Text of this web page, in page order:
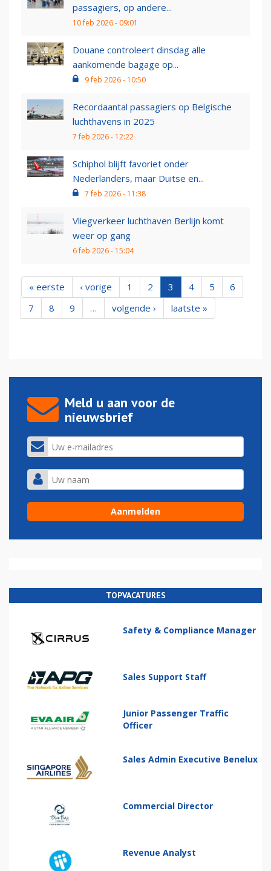
passagiers, op andere...
10 feb 2026 - 09:01
Douane controleert dinsdag alle
aankomende bagage op...
9 feb 2026 - 10:50
Recordaantal passagiers op Belgische
luchthavens in 2025
7 feb 2026 - 12:22
Schiphol blijft favoriet onder
Nederlanders, maar Duitse en...
7 feb 2026 - 11:38
Vliegverkeer luchthaven Berlijn komt
weer op gang
6 feb 2026 - 15:04
« eerste ‹ vorige 1 2 3 4 5
6
7
8 9 … volgende › laatste »
Meld u aan voor de
nieuwsbrief
TOPVACATURES
Safety & Compliance Manager
Sales Support Staff
Junior Passenger Traffic
Officer
Sales Admin Executive Benelux
Commercial Director
Revenue Analyst